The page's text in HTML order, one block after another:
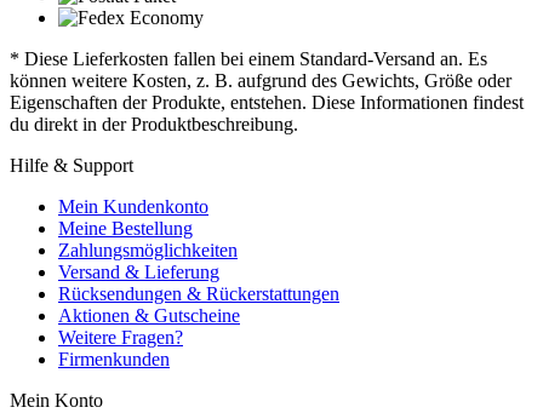
* Diese Lieferkosten fallen bei einem Standard-Versand an. Es
können weitere Kosten, z. B. aufgrund des Gewichts, Größe oder
Eigenschaften der Produkte, entstehen. Diese Informationen findest
du direkt in der Produktbeschreibung.
Hilfe & Support
Mein Kundenkonto
Meine Bestellung
Zahlungsmöglichkeiten
Versand & Lieferung
Rücksendungen & Rückerstattungen
Aktionen & Gutscheine
Weitere Fragen?
Firmenkunden
Mein Konto